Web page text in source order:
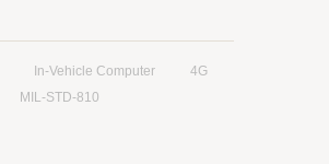
In-Vehicle Computer
4G
MIL-STD-810